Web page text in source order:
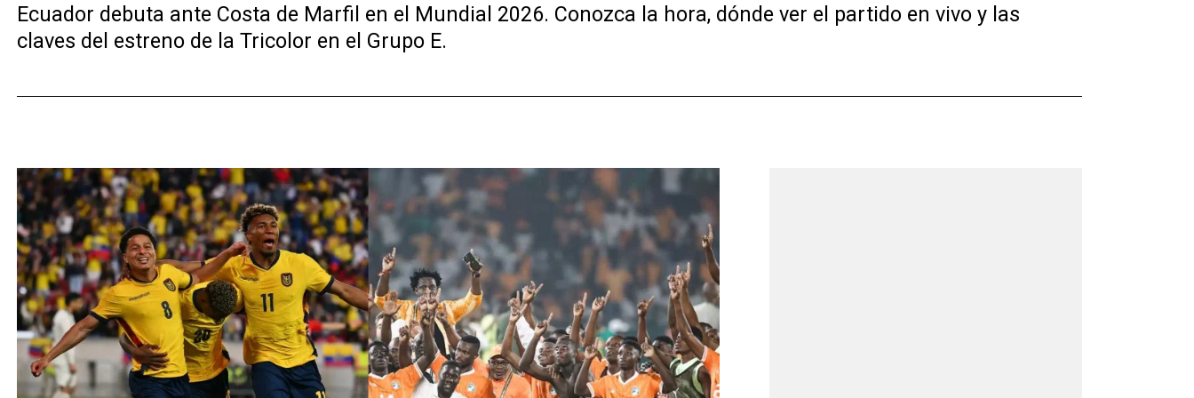
Ecuador debuta ante Costa de Marfil en el Mundial 2026. Conozca la hora, dónde ver el partido en vivo y las
claves del estreno de la Tricolor en el Grupo E.